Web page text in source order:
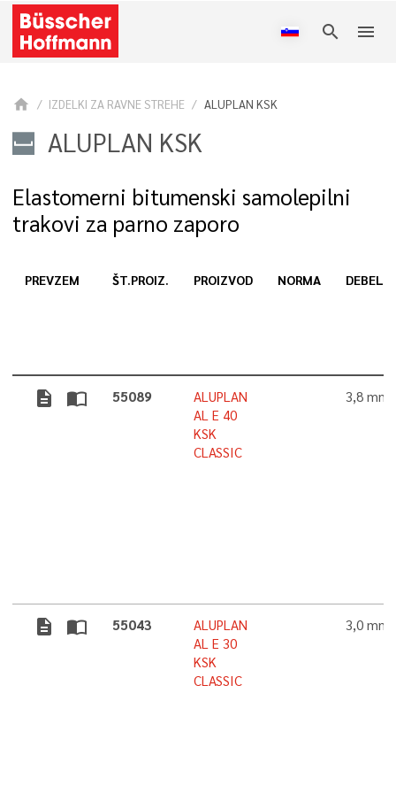
search menu
home IZDELKI ZA RAVNE STREHE ALUPLAN KSK
ALUPLAN KSK
Elastomerni bitumenski samolepilni
trakovi za parno zaporo
PREVZEM ŠT.PROIZ. PROIZVOD NORMA
description import_contacts 55089
ALUPLAN
AL E 40
KSK
CLASSIC
3,8 mm
description import_contacts 55043
ALUPLAN
AL E 30
KSK
CLASSIC
3,0 mm